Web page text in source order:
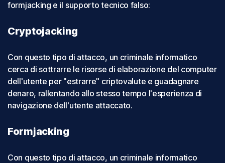
formjacking e il supporto tecnico falso:
Cryptojacking
Con questo tipo di attacco, un criminale informatico
cerca di sottrarre le risorse di elaborazione del computer
dell'utente per "estrarre" criptovalute e guadagnare
denaro, rallentando allo stesso tempo l'esperienza di
navigazione dell'utente attaccato.
Formjacking
Con questo tipo di attacco, un criminale informatico